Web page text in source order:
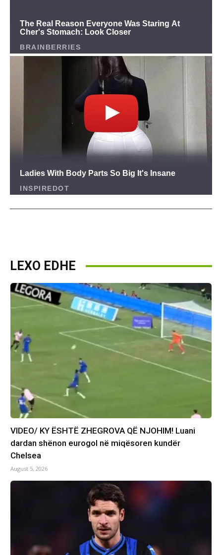
LEXO EDHE
VIDEO/ KY ËSHTË ZHEGROVA QË NJOHIM! Luani
dardan shënon eurogol në miqësoren kundër
Chelsea
August 5, 2026